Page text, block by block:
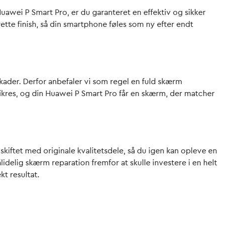
P Smart Pro, er du garanteret en effektiv og sikker
finish, så din smartphone føles som ny efter endt
Derfor anbefaler vi som regel en fuld skærm
og din Huawei P Smart Pro får en skærm, der matcher
med originale kvalitetsdele, så du igen kan opleve en
skærm reparation fremfor at skulle investere i en helt
resultat.